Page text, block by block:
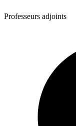
Professeurs adjoints